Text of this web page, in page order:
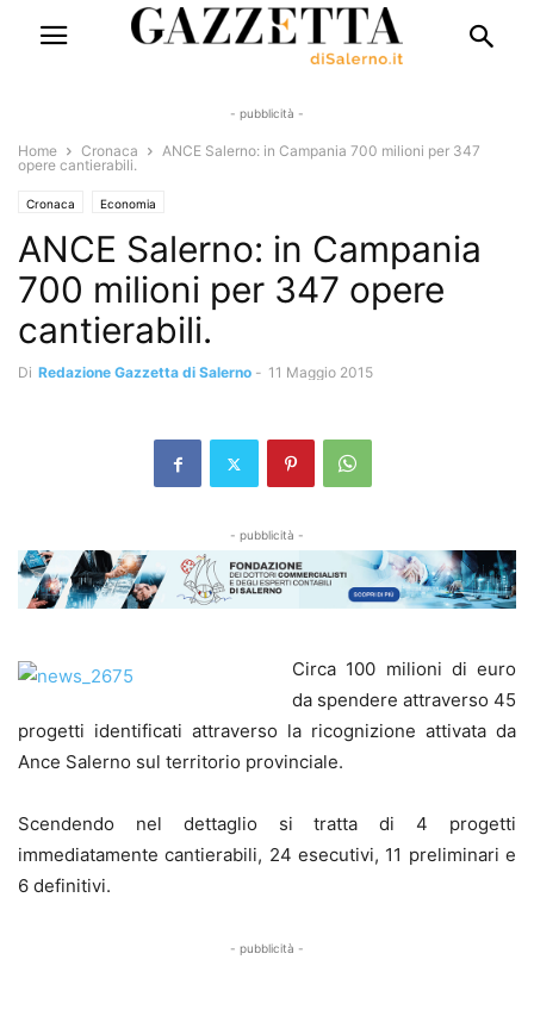
- pubblicità -
Home Cronaca
ANCE Salerno: in Campania 700 milioni per 347
opere cantierabili.
Cronaca Economia
ANCE Salerno: in Campania
700 milioni per 347 opere
cantierabili.
Di Redazione Gazzetta di Salerno - 11 Maggio 2015
- pubblicità -
Circa 100 milioni di euro
da spendere attraverso 45
progetti identificati attraverso la ricognizione attivata da
Ance Salerno sul territorio provinciale.
Scendendo nel dettaglio si tratta di 4 progetti
immediatamente cantierabili, 24 esecutivi, 11 preliminari e
6 definitivi.
- pubblicità -